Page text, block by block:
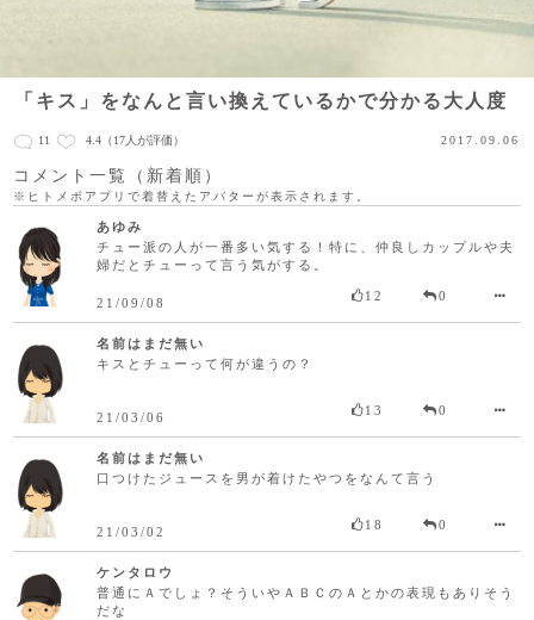
「キス」をなんと言い換えているかで分かる大人度
11 4.4 （17人が評価） 2017.09.06
コメント一覧（新着順）
※ヒトメボアプリで着替えたアバターが表示されます。
あゆみ
チュー派の人が一番多い気する！特に、仲良しカップルや夫
婦だとチューって言う気がする。
21/09/08 12 0
名前はまだ無い
キスとチューって何が違うの？
21/03/06 13 0
名前はまだ無い
口つけたジュースを男が着けたやつをなんて言う
21/03/02 18 0
ケンタロウ
普通にＡでしょ？そういやＡＢＣのＡとかの表現もありそう
だな